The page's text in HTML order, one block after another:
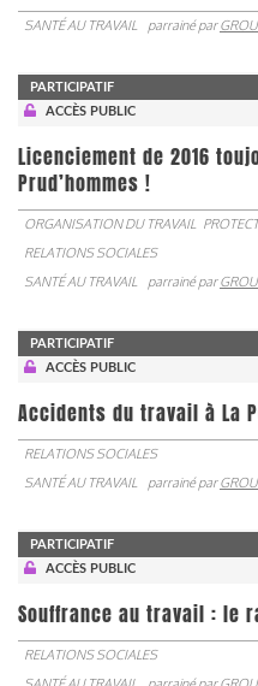
SANTÉ AU TRAVAIL parrainé par
PARTICIPATIF
ACCÈS PUBLIC
Licenciement de 2016
Prud’hommes !
ORGANISATION DU TRAVAIL
RELATIONS SOCIALES
SANTÉ AU TRAVAIL
parrainé par
PARTICIPATIF
ACCÈS PUBLIC
Accidents du travail à La
RELATIONS SOCIALES
SANTÉ AU TRAVAIL
parrainé par
PARTICIPATIF
ACCÈS PUBLIC
Souffrance au travail : le
RELATIONS SOCIALES